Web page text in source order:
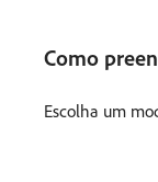
Como
Escolha um